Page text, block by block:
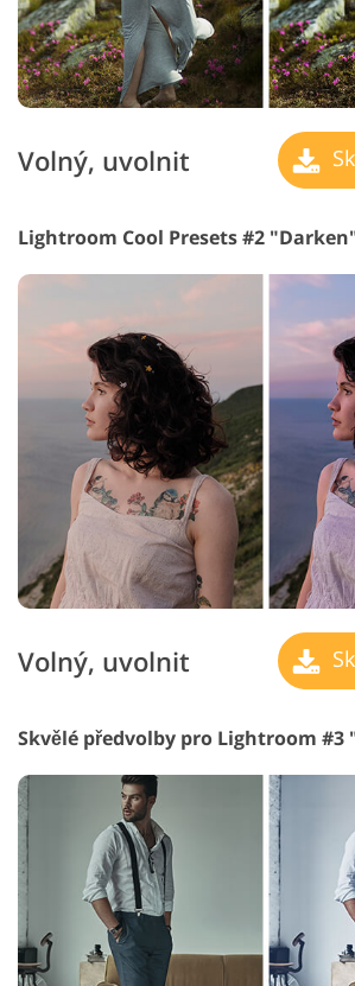
Volný, uvolnit
Lightroom Cool Presets #2
Volný, uvolnit
Skvělé předvolby pro Lightroom #3